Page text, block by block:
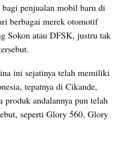
penjualan mobil baru di
berbagai merek otomotif
Sokon atau DFSK, justru tak
ini sejatinya telah memiliki
tepatnya di Cikande,
produk andalannya pun telah
seperti Glory 560, Glory